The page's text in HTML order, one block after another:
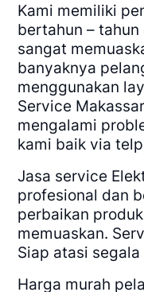
Kami memiliki
bertahun –
sangat
banyaknya
menggunakan
Service
mengalami
kami baik via
Jasa service
profesional dan
perbaikan
memuaskan.
Siap atasi
Harga murah